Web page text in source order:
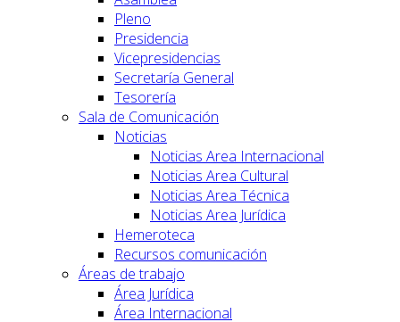
Pleno
Presidencia
Vicepresidencias
Secretaría General
Tesorería
Sala de Comunicación
Noticias
Noticias Area Internacional
Noticias Area Cultural
Noticias Area Técnica
Noticias Area Jurídica
Hemeroteca
Recursos comunicación
Áreas de trabajo
Área Jurídica
Área Internacional